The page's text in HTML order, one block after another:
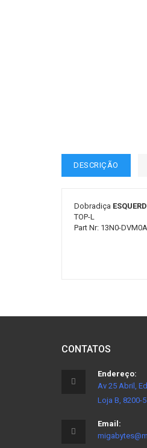
DESCRIÇÃO
Dobradiça
TOP-L
Part Nr: 13N0-
CONTATOS
Endereço:
Av 25 Abril,
Loja B, 8200-
Email: